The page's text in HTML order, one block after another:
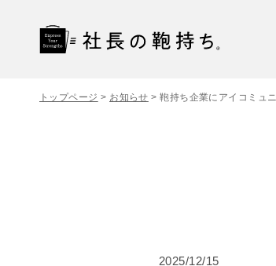
トップページ > お知らせ >鞄持ち企業にアイコミュ
2025/12/15